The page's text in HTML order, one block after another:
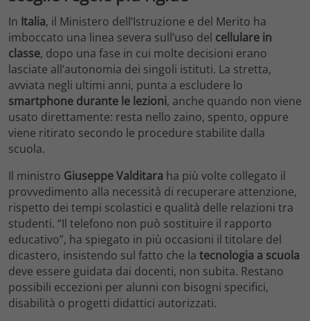
In Italia, il Ministero dell’Istruzione e del Merito ha
imboccato una linea severa sull’uso del cellulare in
classe, dopo una fase in cui molte decisioni erano
lasciate all’autonomia dei singoli istituti. La stretta,
avviata negli ultimi anni, punta a escludere lo
smartphone durante le lezioni, anche quando non viene
usato direttamente: resta nello zaino, spento, oppure
viene ritirato secondo le procedure stabilite dalla
scuola.
Il ministro Giuseppe Valditara ha più volte collegato il
provvedimento alla necessità di recuperare attenzione,
rispetto dei tempi scolastici e qualità delle relazioni tra
studenti. “Il telefono non può sostituire il rapporto
educativo”, ha spiegato in più occasioni il titolare del
dicastero, insistendo sul fatto che la tecnologia a scuola
deve essere guidata dai docenti, non subita. Restano
possibili eccezioni per alunni con bisogni specifici,
disabilità o progetti didattici autorizzati.